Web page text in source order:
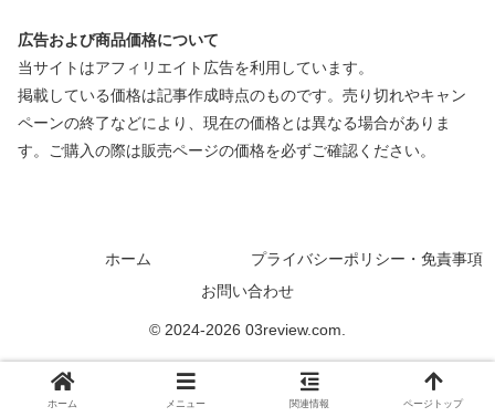
広告および商品価格について
当サイトはアフィリエイト広告を利用しています。
掲載している価格は記事作成時点のものです。売り切れやキャン
ペーンの終了などにより、現在の価格とは異なる場合がありま
す。ご購入の際は販売ページの価格を必ずご確認ください。
ホーム
プライバシーポリシー・免責事項
お問い合わせ
© 2024-2026 03review.com.
ホーム メニュー 関連情報 ページトップ